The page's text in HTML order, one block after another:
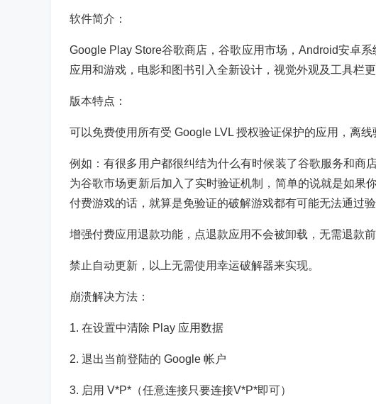
软件简介：
Google Play Store谷歌商店，谷歌应用市场，Android安卓
应用和游戏，电影和图书引入全新设计，视觉外观及工具栏
版本特点：
可以免费使用所有受 Google LVL 授权验证保护的应用，离线
例如：有很多用户都很纠结为什么有时候装了谷歌服务和商
为谷歌市场更新后加入了实时验证机制，简单的说就是如果
付费游戏的话，就算是免验证的破解游戏都有可能无法通过
增强付费应用退款功能，点退款应用不会被卸载，无需退款前
禁止自动更新，以上无需使用幸运破解器来实现。
崩溃解决方法：
1. 在设置中清除 Play 应用数据
2. 退出当前登陆的 Google 帐户
3. 启用 V*P*（任意连接只要连接V*P*即可）